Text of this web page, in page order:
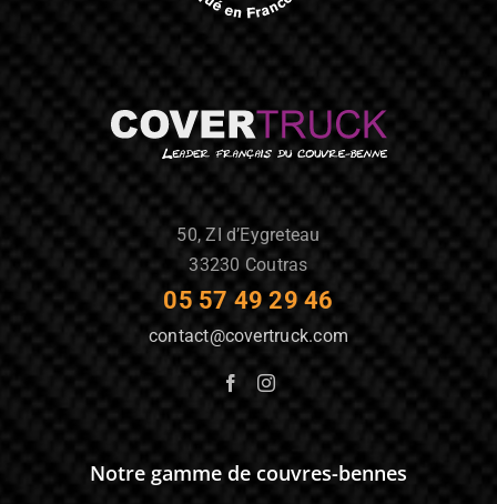
50, ZI d’Eygreteau
33230 Coutras
05 57 49 29 46
contact@covertruck.com
Notre gamme de couvres-bennes